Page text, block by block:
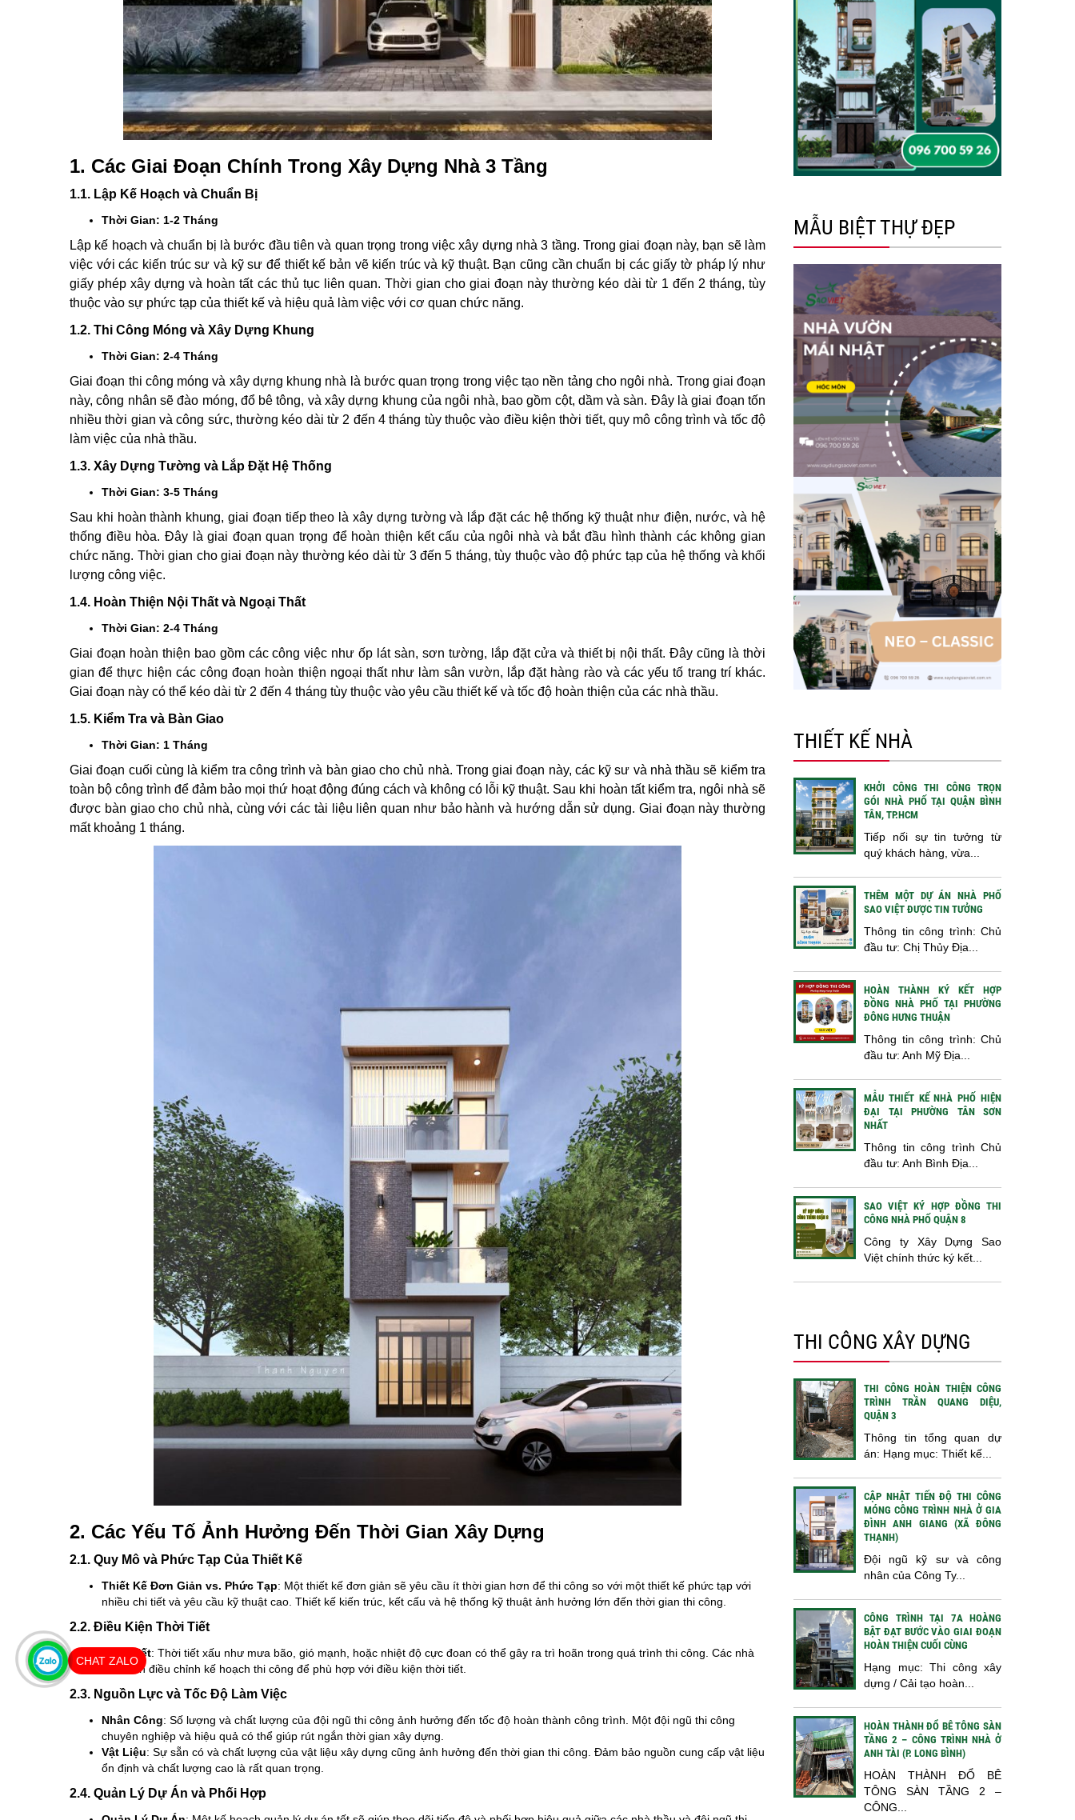
1. Các Giai Đoạn Chính Trong Xây Dựng Nhà 3 Tầng
1.1. Lập Kế Hoạch và Chuẩn Bị
Thời Gian: 1-2 Tháng
Lập kế hoạch và chuẩn bị là bước đầu tiên và quan trọng trong việc xây dựng nhà 3 tầng. Trong giai đoạn này, bạn sẽ làm
việc với các kiến trúc sư và kỹ sư để thiết kế bản vẽ kiến trúc và kỹ thuật. Bạn cũng cần chuẩn bị các giấy tờ pháp lý như
giấy phép xây dựng và hoàn tất các thủ tục liên quan. Thời gian cho giai đoạn này thường kéo dài từ 1 đến 2 tháng, tùy
thuộc vào sự phức tạp của thiết kế và hiệu quả làm việc với cơ quan chức năng.
1.2. Thi Công Móng và Xây Dựng Khung
Thời Gian: 2-4 Tháng
Giai đoạn thi công móng và xây dựng khung nhà là bước quan trọng trong việc tạo nền tảng cho ngôi nhà. Trong giai đoạn
này, công nhân sẽ đào móng, đổ bê tông, và xây dựng khung của ngôi nhà, bao gồm cột, dầm và sàn. Đây là giai đoạn tốn
nhiều thời gian và công sức, thường kéo dài từ 2 đến 4 tháng tùy thuộc vào điều kiện thời tiết, quy mô công trình và tốc độ
làm việc của nhà thầu.
1.3. Xây Dựng Tường và Lắp Đặt Hệ Thống
Thời Gian: 3-5 Tháng
Sau khi hoàn thành khung, giai đoạn tiếp theo là xây dựng tường và lắp đặt các hệ thống kỹ thuật như điện, nước, và hệ
thống điều hòa. Đây là giai đoạn quan trọng để hoàn thiện kết cấu của ngôi nhà và bắt đầu hình thành các không gian
chức năng. Thời gian cho giai đoạn này thường kéo dài từ 3 đến 5 tháng, tùy thuộc vào độ phức tạp của hệ thống và khối
lượng công việc.
1.4. Hoàn Thiện Nội Thất và Ngoại Thất
Thời Gian: 2-4 Tháng
Giai đoạn hoàn thiện bao gồm các công việc như ốp lát sàn, sơn tường, lắp đặt cửa và thiết bị nội thất. Đây cũng là thời
gian để thực hiện các công đoạn hoàn thiện ngoại thất như làm sân vườn, lắp đặt hàng rào và các yếu tố trang trí khác.
Giai đoạn này có thể kéo dài từ 2 đến 4 tháng tùy thuộc vào yêu cầu thiết kế và tốc độ hoàn thiện của các nhà thầu.
1.5. Kiểm Tra và Bàn Giao
Thời Gian: 1 Tháng
Giai đoạn cuối cùng là kiểm tra công trình và bàn giao cho chủ nhà. Trong giai đoạn này, các kỹ sư và nhà thầu sẽ kiểm tra
toàn bộ công trình để đảm bảo mọi thứ hoạt động đúng cách và không có lỗi kỹ thuật. Sau khi hoàn tất kiểm tra, ngôi nhà sẽ
được bàn giao cho chủ nhà, cùng với các tài liệu liên quan như bảo hành và hướng dẫn sử dụng. Giai đoạn này thường
mất khoảng 1 tháng.
2. Các Yếu Tố Ảnh Hưởng Đến Thời Gian Xây Dựng
2.1. Quy Mô và Phức Tạp Của Thiết Kế
Thiết Kế Đơn Giản vs. Phức Tạp: Một thiết kế đơn giản sẽ yêu cầu ít thời gian hơn để thi công so với một thiết kế phức tạp với
nhiều chi tiết và yêu cầu kỹ thuật cao. Thiết kế kiến trúc, kết cấu và hệ thống kỹ thuật ảnh hưởng lớn đến thời gian thi công.
2.2. Điều Kiện Thời Tiết
Thời Tiết: Thời tiết xấu như mưa bão, gió mạnh, hoặc nhiệt độ cực đoan có thể gây ra trì hoãn trong quá trình thi công. Các nhà
thầu cần điều chỉnh kế hoạch thi công để phù hợp với điều kiện thời tiết.
2.3. Nguồn Lực và Tốc Độ Làm Việc
Nhân Công: Số lượng và chất lượng của đội ngũ thi công ảnh hưởng đến tốc độ hoàn thành công trình. Một đội ngũ thi công
chuyên nghiệp và hiệu quả có thể giúp rút ngắn thời gian xây dựng.
Vật Liệu: Sự sẵn có và chất lượng của vật liệu xây dựng cũng ảnh hưởng đến thời gian thi công. Đảm bảo nguồn cung cấp vật liệu
ổn định và chất lượng cao là rất quan trọng.
2.4. Quản Lý Dự Án và Phối Hợp
MẪU BIỆT THỰ ĐẸP
THIẾT KẾ NHÀ
KHỞI CÔNG THI CÔNG TRỌN
GÓI NHÀ PHỐ TẠI QUẬN BÌNH
TÂN, TP.HCM
Tiếp nối sự tin tưởng từ
quý khách hàng, vừa...
THÊM MỘT DỰ ÁN NHÀ PHỐ
SAO VIỆT ĐƯỢC TIN TƯỞNG
Thông tin công trình: Chủ
đầu tư: Chị Thủy Địa...
HOÀN THÀNH KÝ KẾT HỢP
ĐỒNG NHÀ PHỐ TẠI PHƯỜNG
ĐÔNG HƯNG THUẬN
Thông tin công trình: Chủ
đầu tư: Anh Mỹ Địa...
MẪU THIẾT KẾ NHÀ PHỐ HIỆN
ĐẠI TẠI PHƯỜNG TÂN SƠN
NHẤT
Thông tin công trình Chủ
đầu tư: Anh Bình Địa...
SAO VIỆT KÝ HỢP ĐỒNG THI
CÔNG NHÀ PHỐ QUẬN 8
Công ty Xây Dựng Sao
Việt chính thức ký kết...
THI CÔNG XÂY DỰNG
THI CÔNG HOÀN THIỆN CÔNG
TRÌNH TRẦN QUANG DIỆU,
QUẬN 3
Thông tin tổng quan dự
án: Hạng mục: Thiết kế...
CẬP NHẬT TIẾN ĐỘ THI CÔNG
MÓNG CÔNG TRÌNH NHÀ Ở GIA
ĐÌNH ANH GIANG (XÃ ĐÔNG
THẠNH)
Đội ngũ kỹ sư và công
nhân của Công Ty...
CÔNG TRÌNH TẠI 7A HOÀNG
BẬT ĐẠT BƯỚC VÀO GIAI ĐOẠN
HOÀN THIỆN CUỐI CÙNG
Hạng mục: Thi công xây
dựng / Cải tạo hoàn...
HOÀN THÀNH ĐỔ BÊ TÔNG SÀN
TẦNG 2 – CÔNG TRÌNH NHÀ Ở
ANH TÀI (P. LONG BÌNH)
HOÀN THÀNH ĐỔ BÊ
TÔNG SÀN TẦNG 2 –
CÔNG...
CHAT ZALO